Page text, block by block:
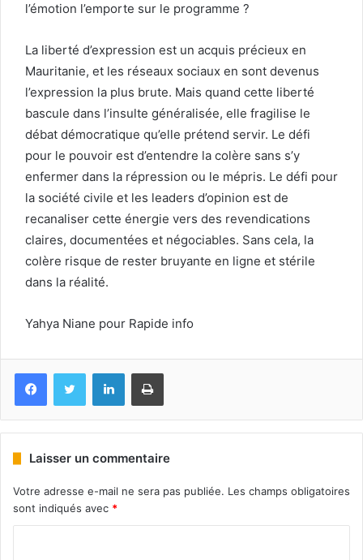
l’émotion l’emporte sur le programme ?
La liberté d’expression est un acquis précieux en
Mauritanie, et les réseaux sociaux en sont devenus
l’expression la plus brute. Mais quand cette liberté
bascule dans l’insulte généralisée, elle fragilise le
débat démocratique qu’elle prétend servir. Le défi
pour le pouvoir est d’entendre la colère sans s’y
enfermer dans la répression ou le mépris. Le défi pour
la société civile et les leaders d’opinion est de
recanaliser cette énergie vers des revendications
claires, documentées et négociables. Sans cela, la
colère risque de rester bruyante en ligne et stérile
dans la réalité.
Yahya Niane pour Rapide info
FacebookTwitter LinkedinImprimer
Laisser un commentaire
Votre adresse e-mail ne sera pas publiée. Les champs obligatoires
sont indiqués avec *